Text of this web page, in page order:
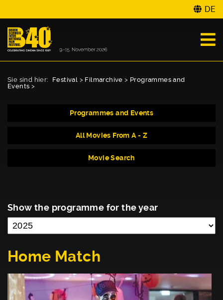
DE
Sie sind hier: Festival > Filmarchive > Programmes and
Events >
Programmes and Events
All Movies From A - Z
Movie Search
Show the programme for the year
Home Match